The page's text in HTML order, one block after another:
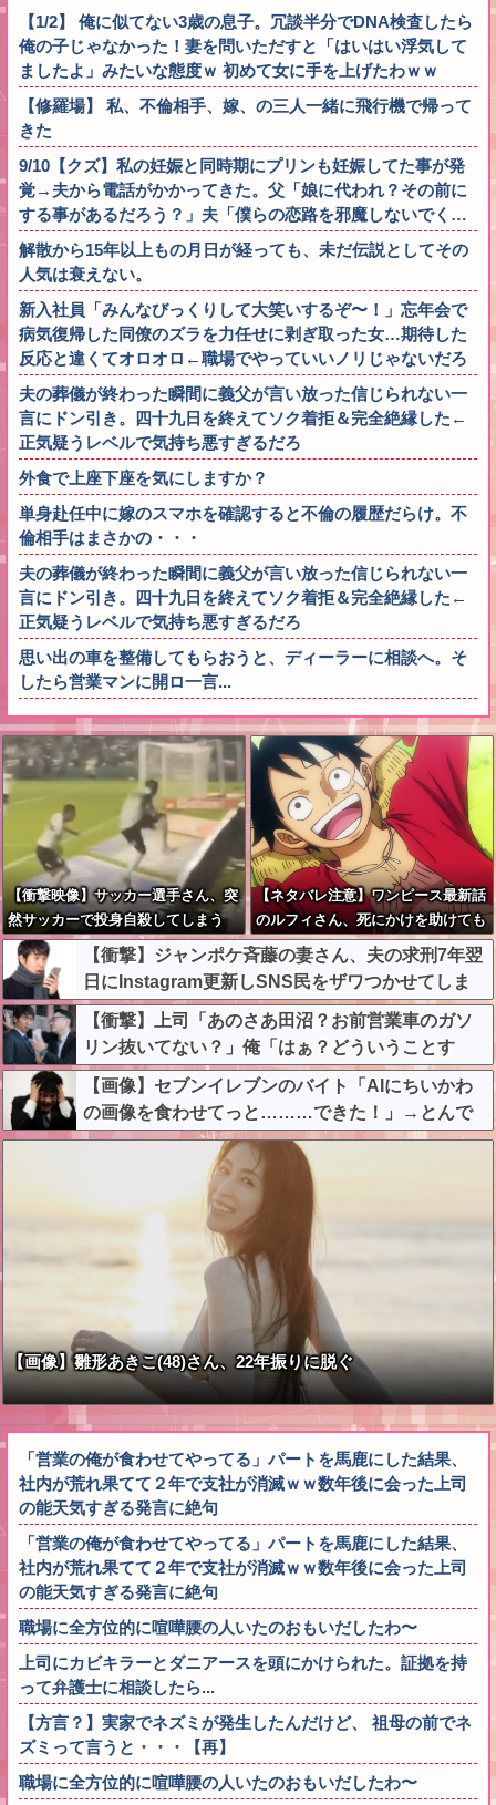
【1/2】 俺に似てない3歳の息子。冗談半分でDNA検査したら
俺の子じゃなかった！妻を問いただすと「はいはい浮気して
ましたよ」みたいな態度ｗ 初めて女に手を上げたわｗｗ
【修羅場】 私、不倫相手、嫁、の三人一緒に飛行機で帰って
きた
9/10【クズ】私の妊娠と同時期にプリンも妊娠してた事が発
覚→夫から電話がかかってきた。父「娘に代われ？その前に
する事があるだろう？」夫「僕らの恋路を邪魔しないでく…
解散から15年以上もの月日が経っても、未だ伝説としてその
人気は衰えない。
新入社員「みんなびっくりして大笑いするぞ〜！」忘年会で
病気復帰した同僚のズラを力任せに剥ぎ取った女…期待した
反応と違くてオロオロ←職場でやっていいノリじゃないだろ
夫の葬儀が終わった瞬間に義父が言い放った信じられない一
言にドン引き。四十九日を終えてソク着拒＆完全絶縁した←
正気疑うレベルで気持ち悪すぎるだろ
外食で上座下座を気にしますか？
単身赴任中に嫁のスマホを確認すると不倫の履歴だらけ。不
倫相手はまさかの・・・
夫の葬儀が終わった瞬間に義父が言い放った信じられない一
言にドン引き。四十九日を終えてソク着拒＆完全絶縁した←
正気疑うレベルで気持ち悪すぎるだろ
思い出の車を整備してもらおうと、ディーラーに相談へ。そ
したら営業マンに開ロ一言...
【衝撃映像】サッカー選手さん、突
然サッカーで投身自殺してしまう
【ネタバレ注意】ワンピース最新話
のルフィさん、死にかけを助けても
らったジジイに悪態を吐いてしま
う・・・
【衝撃】ジャンポケ斉藤の妻さん、夫の求刑7年翌
日にInstagram更新しSNS民をザワつかせてしま
う…
【衝撃】上司「あのさあ田沼？お前営業車のガソ
リン抜いてない？」俺「はぁ？どういうことす
か？」上司「自分の車に入れ替えたりしてな
い？？」←これw w w w w w
【画像】セブンイレブンのバイト「AIにちいかわ
の画像を食わせてっと………できた！」→とんで
もないものが出来上がってしまうw w w w w
【画像】雛形あきこ(48)さん、22年振りに脱ぐ
「営業の俺が食わせてやってる」パートを馬鹿にした結果、
社内が荒れ果てて２年で支社が消滅ｗｗ数年後に会った上司
の能天気すぎる発言に絶句
「営業の俺が食わせてやってる」パートを馬鹿にした結果、
社内が荒れ果てて２年で支社が消滅ｗｗ数年後に会った上司
の能天気すぎる発言に絶句
職場に全方位的に喧嘩腰の人いたのおもいだしたわ〜
上司にカビキラーとダニアースを頭にかけられた。証拠を持
って弁護士に相談したら...
【方言？】実家でネズミが発生したんだけど、 祖母の前でネ
ズミって言うと・・・【再】
職場に全方位的に喧嘩腰の人いたのおもいだしたわ〜